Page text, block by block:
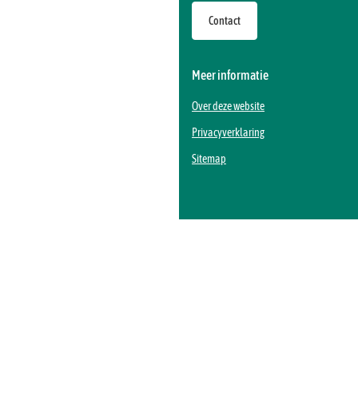
Contact
Meer informatie
Over deze website
Privacyverklaring
Sitemap